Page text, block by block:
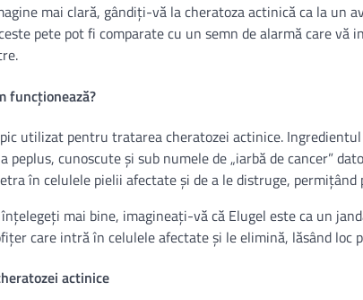
mai clară, gândiți-vă la cheratoza actinică ca la un
pete pot fi comparate cu un semn de alarmă care
funcționează?
utilizat pentru tratarea cheratozei actinice.
peplus, cunoscute și sub numele de „iarbă de cancer”
în celulele pielii afectate și de a le distruge, permițând
mai bine, imagineați-vă că Elugel este ca un
care intră în celulele afectate și le elimină, lăsând loc
actinice